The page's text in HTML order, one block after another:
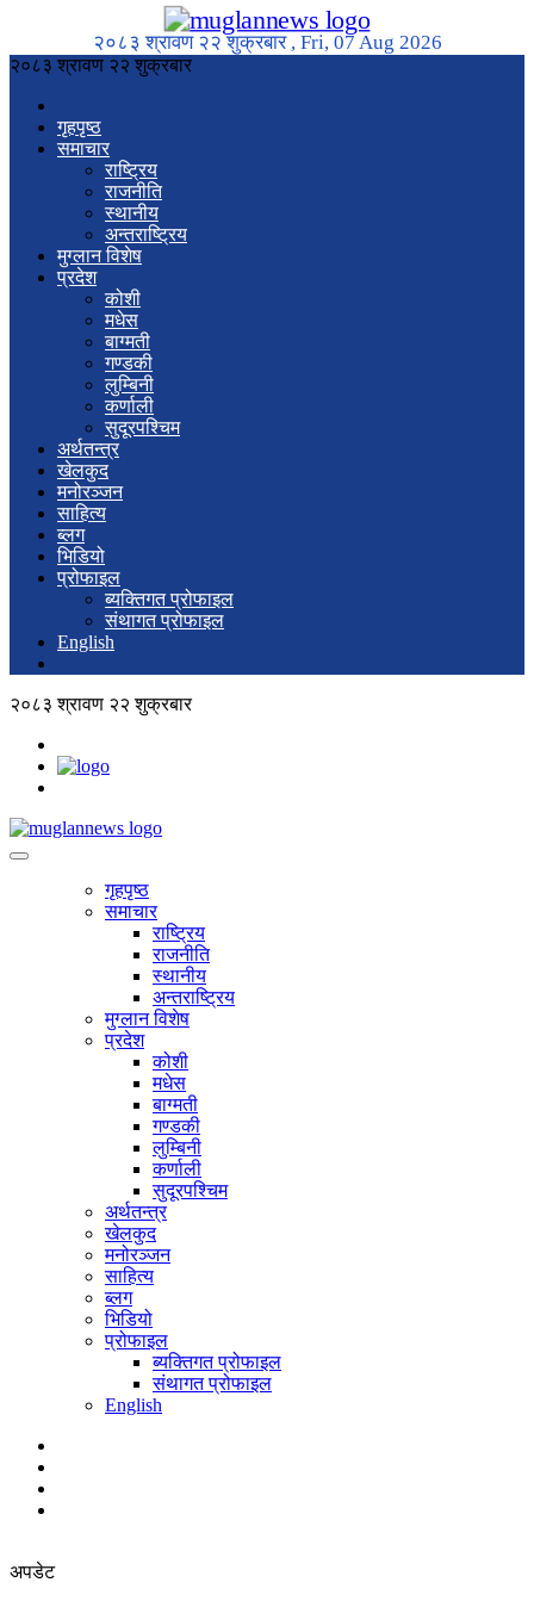
२०८३ श्रावण २२ शुक्रबार , Fri, 07 Aug 2026
२०८३ श्रावण २२ शुक्रबार
गृहपृष्ठ
समाचार
राष्ट्रिय
राजनीति
स्थानीय
अन्तराष्ट्रिय
मुग्लान विशेष
प्रदेश
कोशी
मधेस
बाग्मती
गण्डकी
लुम्बिनी
कर्णाली
सुदूरपश्चिम
अर्थतन्त्र
खेलकुद
मनोरञ्जन
साहित्य
ब्लग
भिडियो
प्रोफाइल
ब्यक्तिगत प्रोफाइल
संथागत प्रोफाइल
English
२०८३ श्रावण २२ शुक्रबार
गृहपृष्ठ
समाचार
राष्ट्रिय
राजनीति
स्थानीय
अन्तराष्ट्रिय
मुग्लान विशेष
प्रदेश
कोशी
मधेस
बाग्मती
गण्डकी
लुम्बिनी
कर्णाली
सुदूरपश्चिम
अर्थतन्त्र
खेलकुद
मनोरञ्जन
साहित्य
ब्लग
भिडियो
प्रोफाइल
ब्यक्तिगत प्रोफाइल
संथागत प्रोफाइल
English
अपडेट